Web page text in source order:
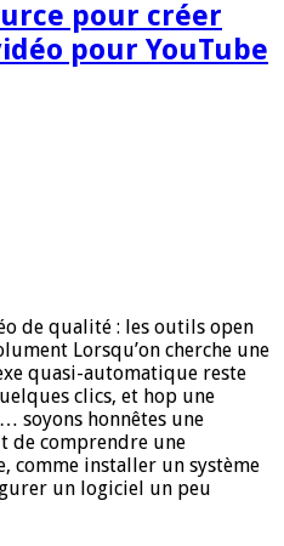
pour créer
pour YouTube
de qualité : les outils open
Lorsqu’on cherche une
quasi-automatique reste
clics, et hop une
soyons honnêtes une
de comprendre une
comme installer un système
un logiciel un peu